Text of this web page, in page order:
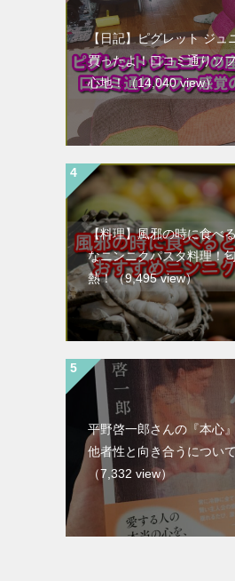
【日記】ピグレット ジュ
買ったよ！口コミ通りソ
心地！（14,040 view）
【料理】風邪の時に食べ
なニンニクパスタ料理！
熱！（9,495 view）
平野啓一郎さんの『本心
他者性と向き合うについ
（7,332 view）